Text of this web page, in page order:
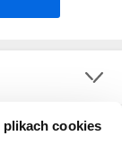
plikach cookies